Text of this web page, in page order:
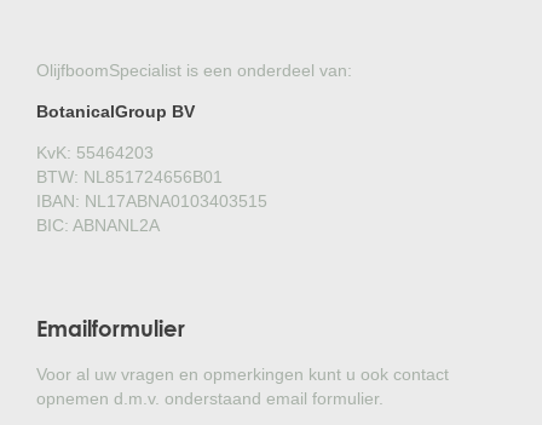
OlijfboomSpecialist is een onderdeel van:
BotanicalGroup BV
KvK: 55464203
BTW: NL851724656B01
IBAN: NL17ABNA0103403515
BIC: ABNANL2A
Emailformulier
Voor al uw vragen en opmerkingen kunt u ook contact
opnemen d.m.v. onderstaand email formulier.